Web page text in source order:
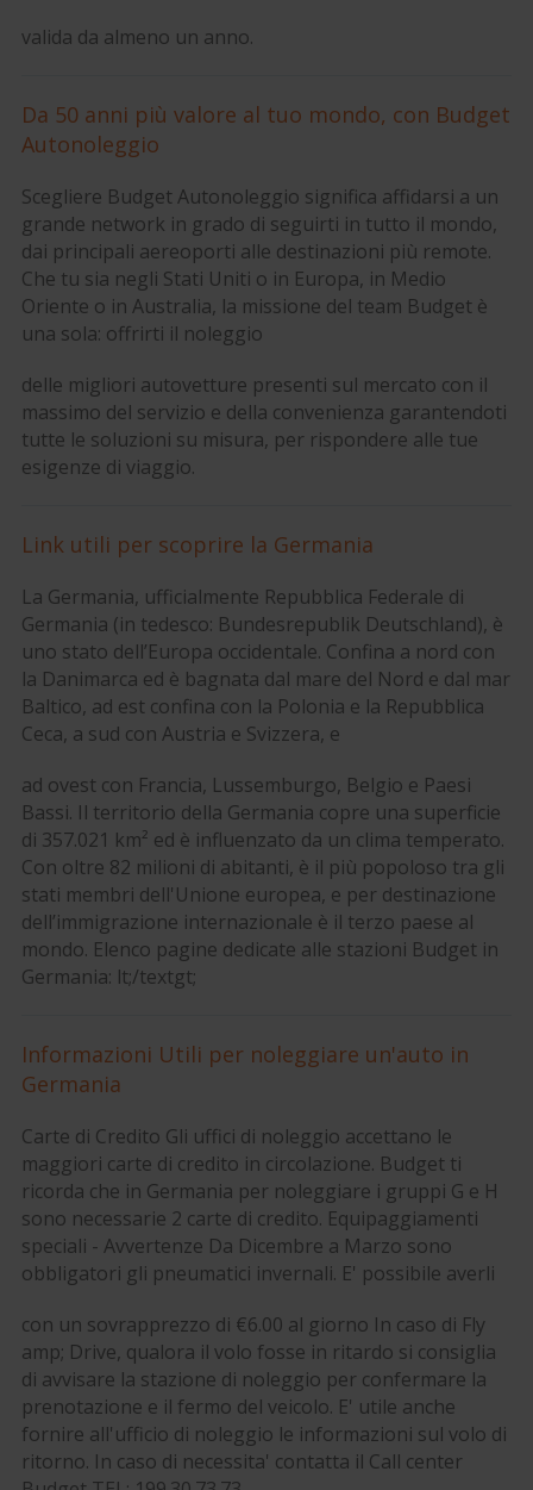
valida da almeno un anno.
Da 50 anni più valore al tuo mondo, con Budget
Autonoleggio
Scegliere Budget Autonoleggio significa affidarsi a un
grande network in grado di seguirti in tutto il mondo,
dai principali aereoporti alle destinazioni più remote.
Che tu sia negli Stati Uniti o in Europa, in Medio
Oriente o in Australia, la missione del team Budget è
una sola: offrirti il noleggio
delle migliori autovetture presenti sul mercato con il
massimo del servizio e della convenienza garantendoti
tutte le soluzioni su misura, per rispondere alle tue
esigenze di viaggio.
Link utili per scoprire la Germania
La Germania, ufficialmente Repubblica Federale di
Germania (in tedesco: Bundesrepublik Deutschland), è
uno stato dell’Europa occidentale. Confina a nord con
la Danimarca ed è bagnata dal mare del Nord e dal mar
Baltico, ad est confina con la Polonia e la Repubblica
Ceca, a sud con Austria e Svizzera, e
ad ovest con Francia, Lussemburgo, Belgio e Paesi
Bassi. Il territorio della Germania copre una superficie
di 357.021 km² ed è influenzato da un clima temperato.
Con oltre 82 milioni di abitanti, è il più popoloso tra gli
stati membri dell'Unione europea, e per destinazione
dell’immigrazione internazionale è il terzo paese al
mondo. Elenco pagine dedicate alle stazioni Budget in
Germania: lt;/textgt;
Informazioni Utili per noleggiare un'auto in
Germania
Carte di Credito Gli uffici di noleggio accettano le
maggiori carte di credito in circolazione. Budget ti
ricorda che in Germania per noleggiare i gruppi G e H
sono necessarie 2 carte di credito. Equipaggiamenti
speciali - Avvertenze Da Dicembre a Marzo sono
obbligatori gli pneumatici invernali. E' possibile averli
con un sovrapprezzo di €6.00 al giorno In caso di Fly
amp; Drive, qualora il volo fosse in ritardo si consiglia
di avvisare la stazione di noleggio per confermare la
prenotazione e il fermo del veicolo. E' utile anche
fornire all'ufficio di noleggio le informazioni sul volo di
ritorno. In caso di necessita' contatta il Call center